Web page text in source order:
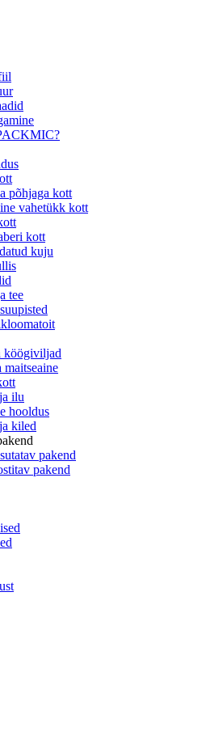
põhjaga kott
vahetükk kott
kott
kuju
tee
köögiviljad
maitseaine
ilu
hooldus
kiled
pakend
pakend